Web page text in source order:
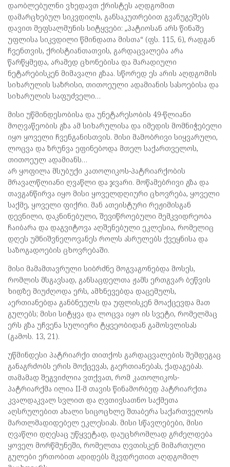
დაობლებულნი ვხედავთ ქრისტეს აღდგომით
დამარცხებულ სიკვდილს, განსაკუთრებით გვანუგეშებს
დავით მეფსალმუნის სიტყვები: „პატიოსან არს წინაშე
უფლისა სიკვდილი წმინდათა მისთა“ (ფს. 115, 6), რადგან
ჩვენთვის, ქრისტიანთათვის, გარდაცვალება არა
წარწყმედა, არამედ ცხონებისა და მარადიული
ნეტარებისკენ მიმავალი გზაა. სწორედ ეს არის აღდგომის
სიხარულის საზრისი, თითოეული ადამიანის სასოებისა და
სიხარულის საფუძველი…
მისი უწმინდესობისა და უნეტარესობის 49-წლიანი
მოღვაწეობის გზა ამ სიხარულისა და იმედის მომნიჭებელი
იყო ყოველი ჩვენგანისთვის. მისი მამობრივი სიყვარული,
ლოცვა და ზრუნვა ეფინებოდა მთელ საქართველოს,
თითოეულ ადამიანს…
არ ყოფილა მსუბუქი კათოლიკოს-პატრიარქობის
მრავალწლიანი ღვაწლი და ჯვარი. მოწამებრივი გზა და
თავგანწირვა იყო მისი ყოველდღიური ცხოვრება, ყოველი
საქმე, ყოველი ფიქრი. მან ათეისტური რეჟიმისგან
დევნილი, დაკნინებული, შევიწროებული მემკვიდრეობა
ჩაიბარა და დაგვიტოვა აღშენებული ეკლესია, რომელიც
დღეს უმნიშვნელოვანეს როლს ასრულებს ქვეყნისა და
საზოგადოების ცხოვრებაში.
მისი მამამთავრული სიბრძნე მოგვაგონებდა მოსეს,
რომლის მსგავსად, განსაცდელთა ჟამს ერთგვარ ბეწვის
ხიდზე მიუძღოდა ერს, ამხნევებდა დაცემულს,
აერთიანებდა განბნეულს და უფლისკენ მოაქცევდა მათ
გულებს; მისი სიტყვა და ლოცვა იყო ის სვეტი, რომელმაც
ერს გზა უჩვენა სულიერი ტყვეობიდან გამოსვლისას
(გამოს. 13, 21).
უწმინდესი პატრიარქი თითქოს გარდაცვალების შემდეგაც
განაგრძობს ერის მოქცევას, გაერთიანებას, ქადაგებას.
თამამად შეგვიძლია ვთქვათ, რომ კათოლიკოს-
პატრიარქმა ილია II-მ თავის წინამორბედ პატრიარქთა
კვალდაკვალ სვლით და ღვთივსათნო საქმეთა
აღსრულებით ახალი სიცოცხლე შთაბერა საქართველოს
მართლმადიდებელ ეკლესიას. მისი სწავლებები, მისი
ღვაწლი დღესაც უწყვეტად, დაუცხრომლად გრძელდება
ყოველ მორწმუნეში, რომელთა ღვთისკენ მიმართული
გულები ერთობით ადიდებს მკვდრეთით აღდგომილ